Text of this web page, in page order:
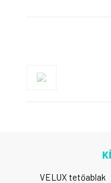
VELUX tetőablak